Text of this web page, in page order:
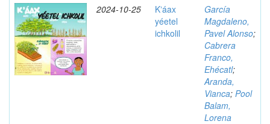
2024-10-25
Kʼáax
yéetel
ichkolil
García
Magdaleno,
Pavel Alonso;
Cabrera
Franco,
Ehécatl;
Aranda,
Vianca; Pool
Balam,
Lorena